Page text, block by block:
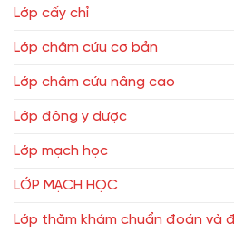
Lớp cấy chỉ
Lớp châm cứu cơ bản
Lớp châm cứu nâng cao
Lớp đông y dược
Lớp mạch học
LỚP MẠCH HỌC
Lớp thăm khám chuẩn đoán và